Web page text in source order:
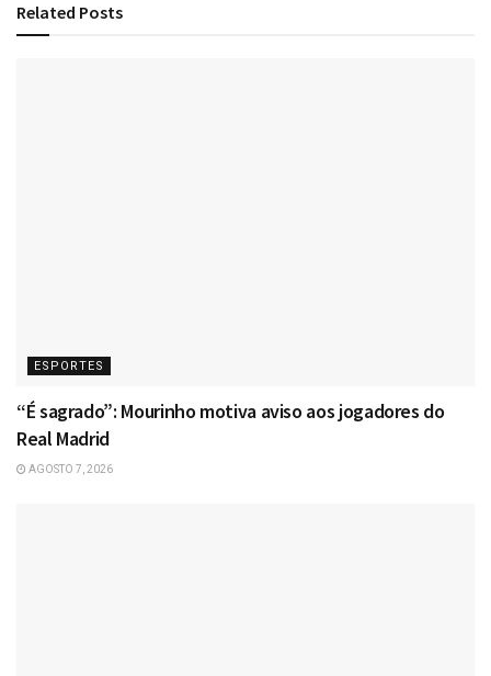
Related Posts
ESPORTES
“É sagrado”: Mourinho motiva aviso aos jogadores do
Real Madrid
AGOSTO 7, 2026